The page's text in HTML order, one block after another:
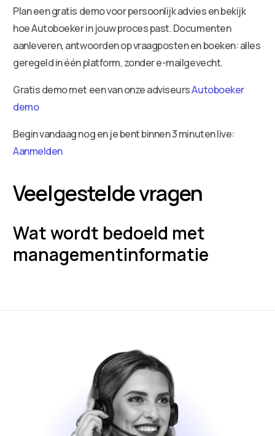
Plan een gratis demo voor persoonlijk advies en bekijk
hoe Autoboeker in jouw proces past. Documenten
aanleveren, antwoorden op vraagposten en boeken: alles
geregeld in één platform, zonder e-mailgevecht.
Gratis demo met een van onze adviseursAutoboeker
demo
Begin vandaag nog en je bent binnen 3 minuten live:
Aanmelden
Veelgestelde vragen
Wat wordt bedoeld met
managementinformatie